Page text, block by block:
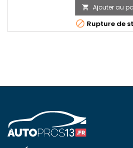
 Ajouter au
 Rupture de